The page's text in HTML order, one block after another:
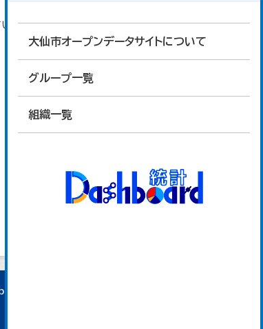
大仙市オープンデータサイトについて
グループ一覧
組織一覧
ます。